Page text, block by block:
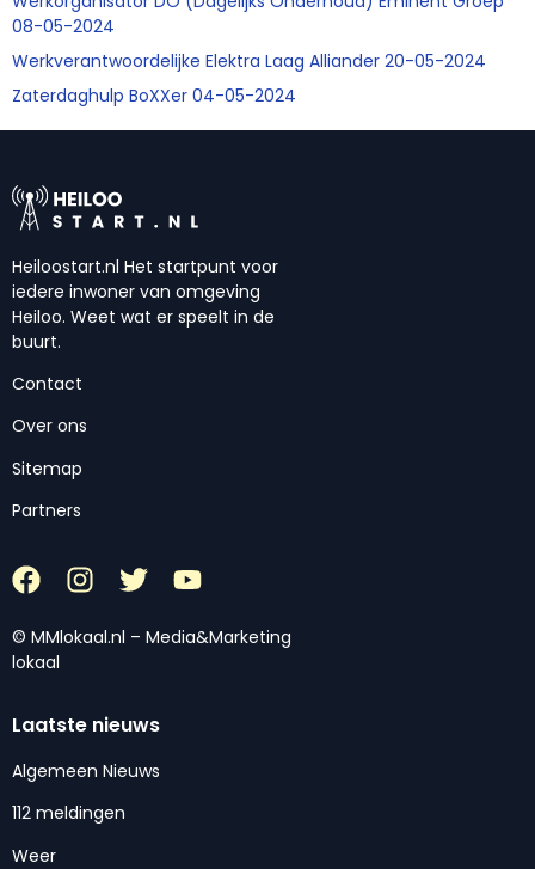
08-05-2024
Werkverantwoordelijke Elektra Laag Alliander 20-05-2024
Zaterdaghulp BoXXer 04-05-2024
Heiloostart.nl Het startpunt voor
iedere inwoner van omgeving
Heiloo. Weet wat er speelt in de
buurt.
Contact
Over ons
Sitemap
Partners
© MMlokaal.nl – Media&Marketing
lokaal
Laatste nieuws
Algemeen Nieuws
112 meldingen
Weer